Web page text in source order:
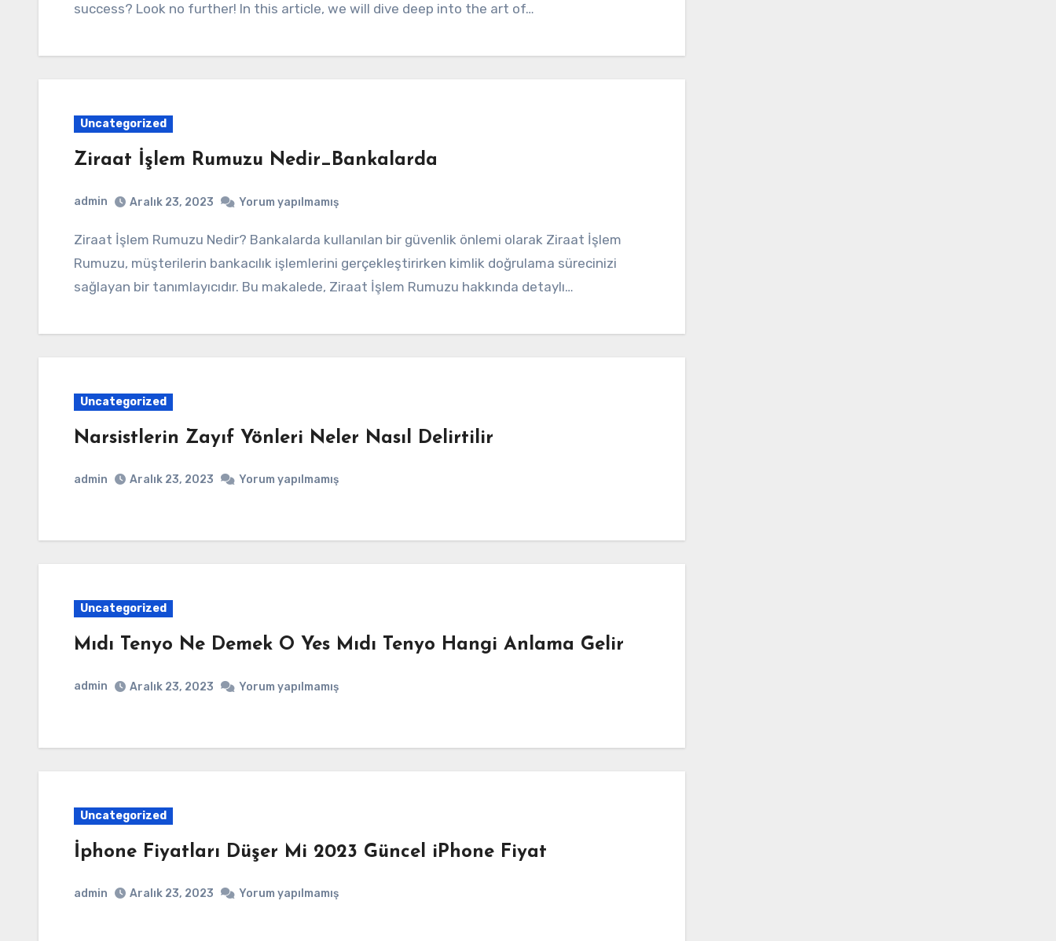
success? Look no further! In this article, we will dive deep into the art of…
Uncategorized
Ziraat İşlem Rumuzu Nedir_Bankalarda
admin Aralık 23, 2023 Yorum yapılmamış
Ziraat İşlem Rumuzu Nedir? Bankalarda kullanılan bir güvenlik önlemi olarak Ziraat İşlem
Rumuzu, müşterilerin bankacılık işlemlerini gerçekleştirirken kimlik doğrulama sürecinizi
sağlayan bir tanımlayıcıdır. Bu makalede, Ziraat İşlem Rumuzu hakkında detaylı…
Uncategorized
Narsistlerin Zayıf Yönleri Neler Nasıl Delirtilir
admin Aralık 23, 2023 Yorum yapılmamış
Uncategorized
Mıdı Tenyo Ne Demek O Yes Mıdı Tenyo Hangi Anlama Gelir
admin Aralık 23, 2023 Yorum yapılmamış
Uncategorized
İphone Fiyatları Düşer Mi 2023 Güncel iPhone Fiyat
admin Aralık 23, 2023 Yorum yapılmamış